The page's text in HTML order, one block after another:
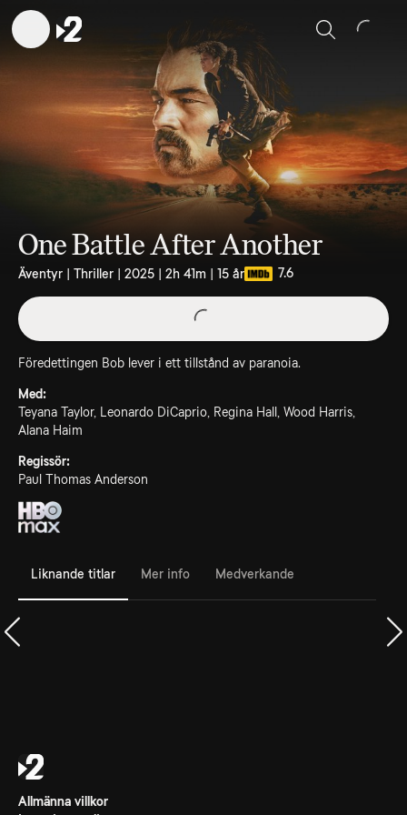
Sök
One Battle After Another
Äventyr | Thriller | 2025 | 2h 41m | 15 år 7.6
Föredettingen Bob lever i ett tillstånd av paranoia.
Med:
Teyana Taylor, Leonardo DiCaprio, Regina Hall, Wood Harris,
Alana Haim
Regissör:
Paul Thomas Anderson
Liknande titlar Mer info Medverkande
Allmänna villkor